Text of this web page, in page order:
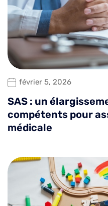
février 5, 2026
SAS : un
compétents pour
médicale